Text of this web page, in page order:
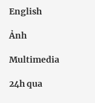
English
Ảnh
Multimedia
24h qua